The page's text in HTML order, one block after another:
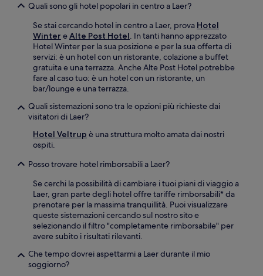
Quali sono gli hotel popolari in centro a Laer?
Se stai cercando hotel in centro a Laer, prova Hotel
Winter eAlte Post Hotel. In tanti hanno apprezzato
Hotel Winter per la sua posizione e per la sua offerta di
servizi: è un hotel con un ristorante, colazione a buffet
gratuita e una terrazza. Anche Alte Post Hotel potrebbe
fare al caso tuo: è un hotel con un ristorante, un
bar/lounge e una terrazza.
Quali sistemazioni sono tra le opzioni più richieste dai
visitatori di Laer?
Hotel Veltrup è una struttura molto amata dai nostri
ospiti.
Posso trovare hotel rimborsabili a Laer?
Se cerchi la possibilità di cambiare i tuoi piani di viaggio a
Laer, gran parte degli hotel offre tariffe rimborsabili* da
prenotare per la massima tranquillità. Puoi visualizzare
queste sistemazioni cercando sul nostro sito e
selezionando il filtro "completamente rimborsabile" per
avere subito i risultati rilevanti.
Che tempo dovrei aspettarmi a Laer durante il mio
soggiorno?